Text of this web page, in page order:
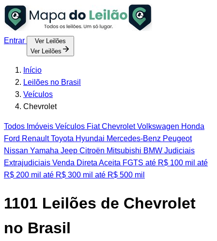
Entrar
Ver Leilões
Ver Leilões
Início
Leilões no Brasil
Veículos
Chevrolet
Todos Imóveis Veículos FiatChevroletVolkswagen Honda
Ford RenaultToyota Hyundai Mercedes-Benz Peugeot
Nissan Yamaha Jeep Citroën Mitsubishi BMW Judiciais
Extrajudiciais Venda Direta Aceita FGTS até R$ 100 mil até
R$ 200 mil até R$ 300 mil até R$ 500 mil
1101 Leilões de Chevrolet
no Brasil